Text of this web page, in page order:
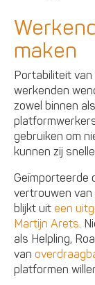
maken
Portabiliteit
werkenden
zowel binnen
gebruiken om
kunnen zij
Geïmporteerde
vertrouwen
blijkt uiteen
Martijn Arets.
als Helpling,
van
platformen